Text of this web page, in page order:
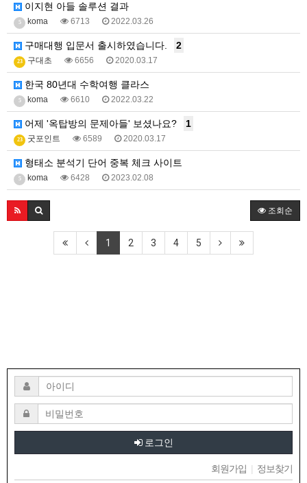
이지현 아들 솔루션 결과
5 koma 6713 2022.03.26
구매대행 입문서 출시하였습니다. 2
23 구대초 6656 2020.03.17
한국 80년대 수학여행 클라스
5 koma 6610 2022.03.22
어제 '옥탑방의 문제아들' 보셨나요? 1
23 굿포인트 6589 2020.03.17
형태소 분석기 단어 중복 체크 사이트
5 koma 6428 2023.02.08
조회순
1 2 3 4 5
로그인
회원가입 | 정보찾기